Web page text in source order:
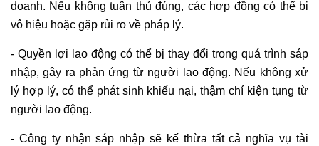
doanh. Nếu không tuân thủ đúng, các hợp đồng có thể bị
vô hiệu hoặc gặp rủi ro về pháp lý.
- Quyền lợi lao động có thể bị thay đổi trong quá trình sáp
nhập, gây ra phản ứng từ người lao động. Nếu không xử
lý hợp lý, có thể phát sinh khiếu nại, thậm chí kiện tụng từ
người lao động.
- Công ty nhận sáp nhập sẽ kế thừa tất cả nghĩa vụ tài